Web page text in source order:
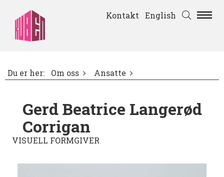
Kontakt English
Du er her: Om oss Ansatte
Gerd Beatrice Langerød
Corrigan
VISUELL FORMGIVER